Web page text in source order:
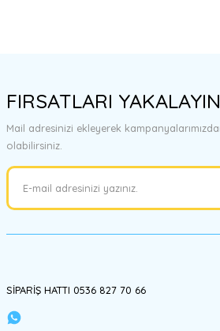
FIRSATLARI
Mail adresinizi ekleyerek
olabilirsiniz.
SİPARİŞ HATTI 0536 827 70 66